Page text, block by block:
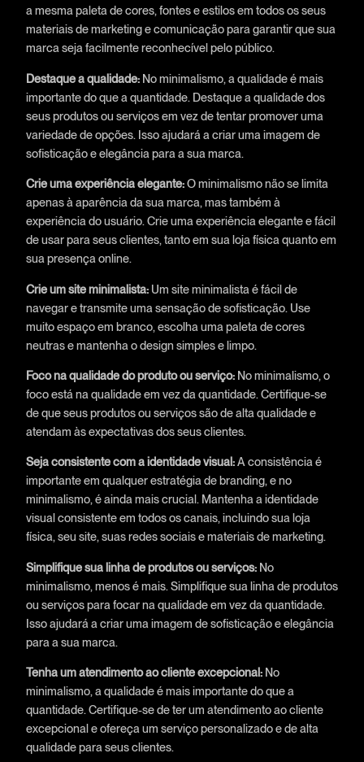
a mesma paleta de cores, fontes e estilos em todos os seus
materiais de marketing e comunicação para garantir que sua
marca seja facilmente reconhecível pelo público.
Destaque a qualidade:No minimalismo, a qualidade é mais
importante do que a quantidade. Destaque a qualidade dos
seus produtos ou serviços em vez de tentar promover uma
variedade de opções. Isso ajudará a criar uma imagem de
sofisticação e elegância para a sua marca.
Crie uma experiência elegante:O minimalismo não se limita
apenas à aparência da sua marca, mas também à
experiência do usuário. Crie uma experiência elegante e fácil
de usar para seus clientes, tanto em sua loja física quanto em
sua presença online.
Crie um site minimalista:Um site minimalista é fácil de
navegar e transmite uma sensação de sofisticação. Use
muito espaço em branco, escolha uma paleta de cores
neutras e mantenha o design simples e limpo.
Foco na qualidade do produto ou serviço:No minimalismo, o
foco está na qualidade em vez da quantidade. Certifique-se
de que seus produtos ou serviços são de alta qualidade e
atendam às expectativas dos seus clientes.
Seja consistente com a identidade visual:A consistência é
importante em qualquer estratégia de branding, e no
minimalismo, é ainda mais crucial. Mantenha a identidade
visual consistente em todos os canais, incluindo sua loja
física, seu site, suas redes sociais e materiais de marketing.
Simplifique sua linha de produtos ou serviços:No
minimalismo, menos é mais. Simplifique sua linha de produtos
ou serviços para focar na qualidade em vez da quantidade.
Isso ajudará a criar uma imagem de sofisticação e elegância
para a sua marca.
Tenha um atendimento ao cliente excepcional:No
minimalismo, a qualidade é mais importante do que a
quantidade. Certifique-se de ter um atendimento ao cliente
excepcional e ofereça um serviço personalizado e de alta
qualidade para seus clientes.